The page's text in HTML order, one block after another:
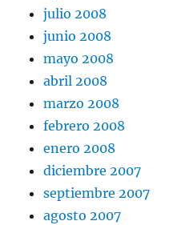
julio 2008
junio 2008
mayo 2008
abril 2008
marzo 2008
febrero 2008
enero 2008
diciembre 2007
septiembre 2007
agosto 2007